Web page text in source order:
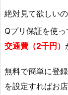
絶対見て欲しい
Qプリ保証を使
交通費（2千円）
無料で簡単に登録
を設定すればお